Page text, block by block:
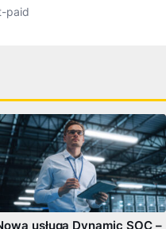
paid
usługa Dynamic SOC –